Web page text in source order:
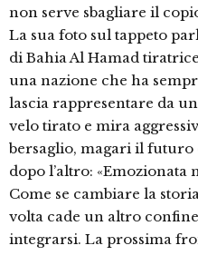
non serve sbagliare il
La sua foto sul tappeto
di Bahia Al Hamad
una nazione che ha
lascia rappresentare da
velo tirato e mira
bersaglio, magari il
dopo l’altro: «Emozionata
Come se cambiare la
volta cade un altro
integrarsi. La prossima